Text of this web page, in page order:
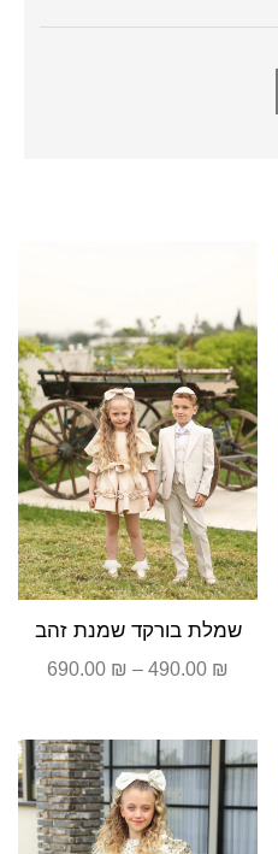
שמלת בורקד שמנת זהב
490.00 ₪
–
690.00 ₪
טווח
עד